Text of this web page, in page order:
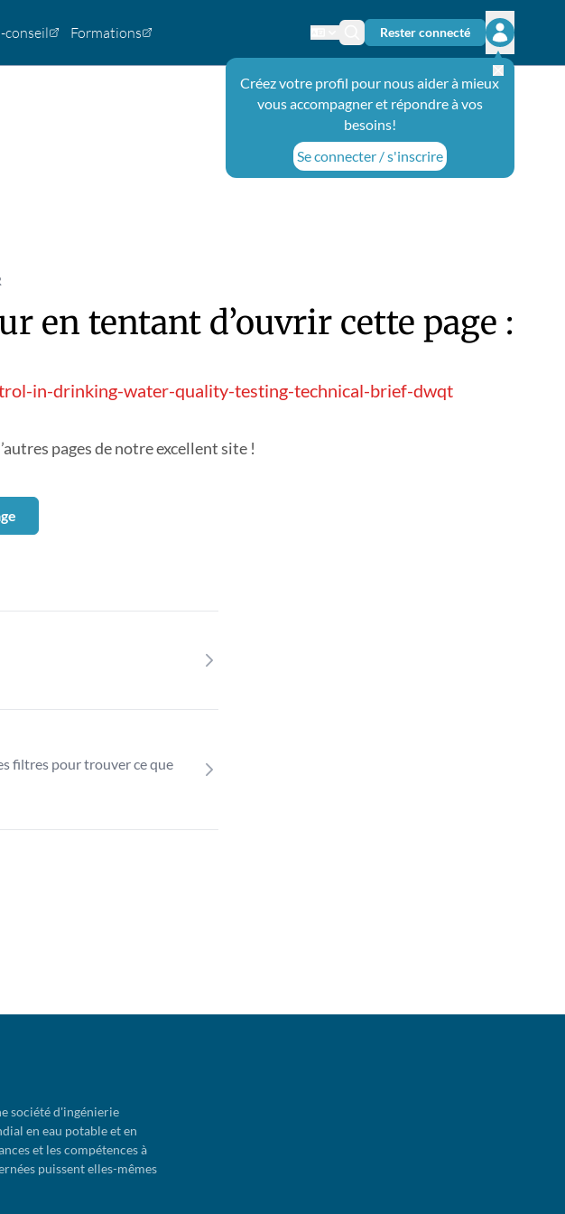
conseil Formations Changer de langue
Icône de recherche
Rester connecté
Ouvrir le
Créez votre profil pour nous aider à mieux
vous accompagner et répondre à vos
besoins!
Se connecter / s'inscrire
en tentant d’ouvrir cette page :
in-drinking-water-quality-testing-technical-brief-dwqt
pages de notre excellent site !
filtres pour trouver ce que
société d'ingénierie
en eau potable et en
et les compétences à
puissent elles-mêmes